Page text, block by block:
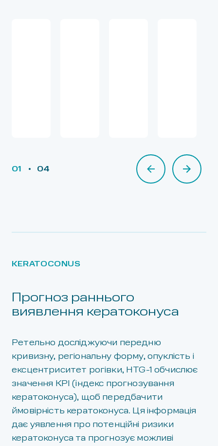
01 04
KERATOCONUS
Прогноз раннього
виявлення кератоконуса
Ретельно досліджуючи передню
кривизну, регіональну форму, опуклість і
ексцентриситет рогівки, HTG-1 обчислює
значення KPI (індекс прогнозування
кератоконуса), щоб передбачити
ймовірність кератоконуса. Ця інформація
дає уявлення про потенційні ризики
кератоконуса та прогнозує можливі